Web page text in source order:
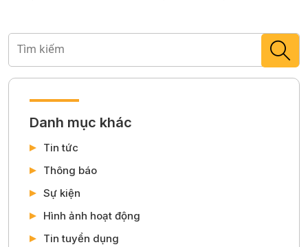
Danh mục khác
Tin tức
Thông báo
Sự kiện
Hình ảnh hoạt động
Tin tuyển dụng